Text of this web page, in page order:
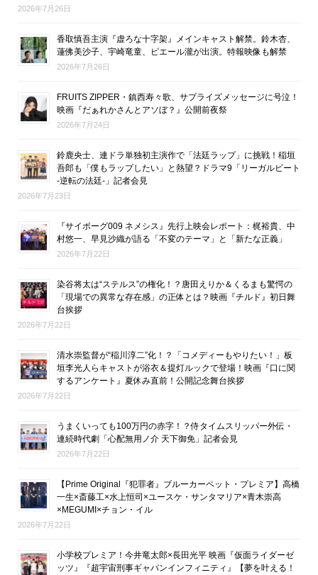
2026年7月26日
香取慎吾主演『虚ろな十字架』メインキャスト解禁。鈴木杏、
蓮佛美沙子、宇崎竜童、ピエール瀧が出演。特報映像も解禁
2026年7月26日
FRUITS ZIPPER・鎮西寿々歌、サプライズメッセージに号泣！
映画『だぁれかさんとアソぼ？』公開前夜祭
2026年7月24日
鈴鹿央士、連ドラ単独初主演作で「法廷ラップ」に挑戦！稲垣
吾郎も「僕もラップしたい」と熱望？ドラマ9「リーガルビート
-逆転の法廷-」記者会見
2026年7月23日
『サイボーグ009 ネメシス』先行上映会レポート：梶裕貴、中
村悠一、早見沙織が語る「不変のテーマ」と「新たな正義」
2026年7月22日
染谷将太は“ステルス”の権化！？唐田えりか＆くるまも驚愕の
「現場での異常な存在感」の正体とは？映画『チルド』初日舞
台挨拶
2026年7月22日
清水崇監督が“稲川淳二”化！？「コメディーもやりたい！」板
垣李光人らキャストが浴衣＆提灯ルックで登場！映画『口に関
するアンケート』夏休み直前！公開記念舞台挨拶
2026年7月22日
うまくいっても100万円の赤字！？侍タイムスリッパー外伝・
連続時代劇「心配無用ノ介 天下御免」記者会見
2026年7月22日
【Prime Original『犯罪者』ブルーカーペット・プレミア】高橋
一生×斎藤工×水上恒司×ユースケ・サンタマリア×青木崇高
×MEGUMI×チョン・イル
2026年7月22日
小学校プレミア！今井竜太郎×長田光平 映画『仮面ライダーゼ
ッツ』『超宇宙刑事ギャバンインフィニティ』【夢を叶える！